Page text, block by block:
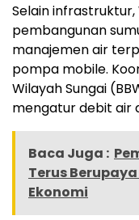
Selain
pembangunan
manajemen air
pompa mobile.
Wilayah Sungai
mengatur debit air
Baca Juga :
Terus
Ekonomi